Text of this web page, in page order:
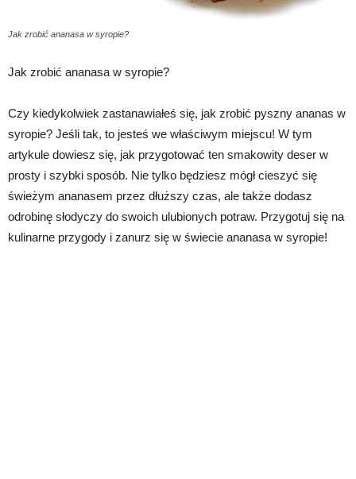
Jak zrobić ananasa w syropie?
Jak zrobić ananasa w syropie?
Czy kiedykolwiek zastanawiałeś się, jak zrobić pyszny ananas w
syropie? Jeśli tak, to jesteś we właściwym miejscu! W tym
artykule dowiesz się, jak przygotować ten smakowity deser w
prosty i szybki sposób. Nie tylko będziesz mógł cieszyć się
świeżym ananasem przez dłuższy czas, ale także dodasz
odrobinę słodyczy do swoich ulubionych potraw. Przygotuj się na
kulinarne przygody i zanurz się w świecie ananasa w syropie!